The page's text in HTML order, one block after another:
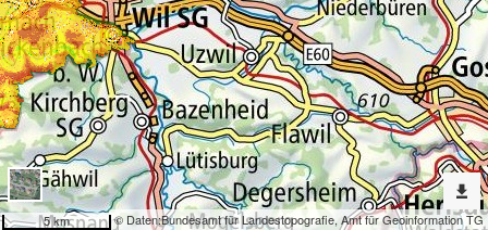
© Daten:Bundesamt für Landestopografie, Amt für Geoinformation TG
5 km
Lufttemperatur
Nach
weiteren
Karten
suchen?
Konfiguration